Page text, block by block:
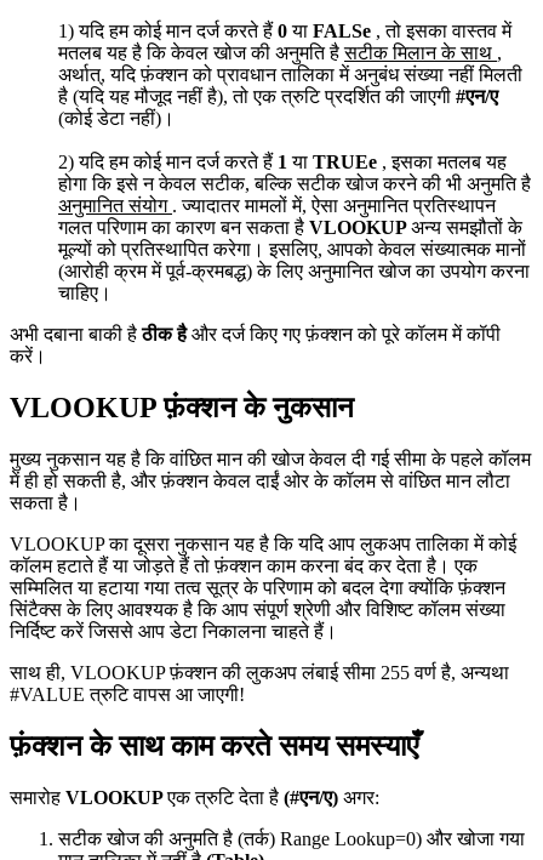
1) यदि हम कोई मान दर्ज करते हैं 0या FALSe , तो इसका वास्तव में
मतलब यह है कि केवल खोज की अनुमति हैसटीक मिलान के साथ ,
अर्थात्, यदि फ़ंक्शन को प्रावधान तालिका में अनुबंध संख्या नहीं मिलती
है (यदि यह मौजूद नहीं है), तो एक त्रुटि प्रदर्शित की जाएगी #एन/ए
(कोई डेटा नहीं)।
2) यदि हम कोई मान दर्ज करते हैं 1या TRUEe , इसका मतलब यह
होगा कि इसे न केवल सटीक, बल्कि सटीक खोज करने की भी अनुमति है
अनुमानित संयोग . ज्यादातर मामलों में, ऐसा अनुमानित प्रतिस्थापन
गलत परिणाम का कारण बन सकता है VLOOKUPअन्य समझौतों के
मूल्यों को प्रतिस्थापित करेगा। इसलिए, आपको केवल संख्यात्मक मानों
(आरोही क्रम में पूर्व-क्रमबद्ध) के लिए अनुमानित खोज का उपयोग करना
चाहिए।
अभी दबाना बाकी हैठीक हैऔर दर्ज किए गए फ़ंक्शन को पूरे कॉलम में कॉपी
करें।
VLOOKUP फ़ंक्शन के नुकसान
मुख्य नुकसान यह है कि वांछित मान की खोज केवल दी गई सीमा के पहले कॉलम
में ही हो सकती है, और फ़ंक्शन केवल दाईं ओर के कॉलम से वांछित मान लौटा
सकता है।
VLOOKUP का दूसरा नुकसान यह है कि यदि आप लुकअप तालिका में कोई
कॉलम हटाते हैं या जोड़ते हैं तो फ़ंक्शन काम करना बंद कर देता है। एक
सम्मिलित या हटाया गया तत्व सूत्र के परिणाम को बदल देगा क्योंकि फ़ंक्शन
सिंटैक्स के लिए आवश्यक है कि आप संपूर्ण श्रेणी और विशिष्ट कॉलम संख्या
निर्दिष्ट करें जिससे आप डेटा निकालना चाहते हैं।
साथ ही, VLOOKUP फ़ंक्शन की लुकअप लंबाई सीमा 255 वर्ण है, अन्यथा
#VALUE त्रुटि वापस आ जाएगी!
फ़ंक्शन के साथ काम करते समय समस्याएँ
समारोह VLOOKUPएक त्रुटि देता है (#एन/ए) अगर:
सटीक खोज की अनुमति है (तर्क) Range Lookup=0) और खोजा गया